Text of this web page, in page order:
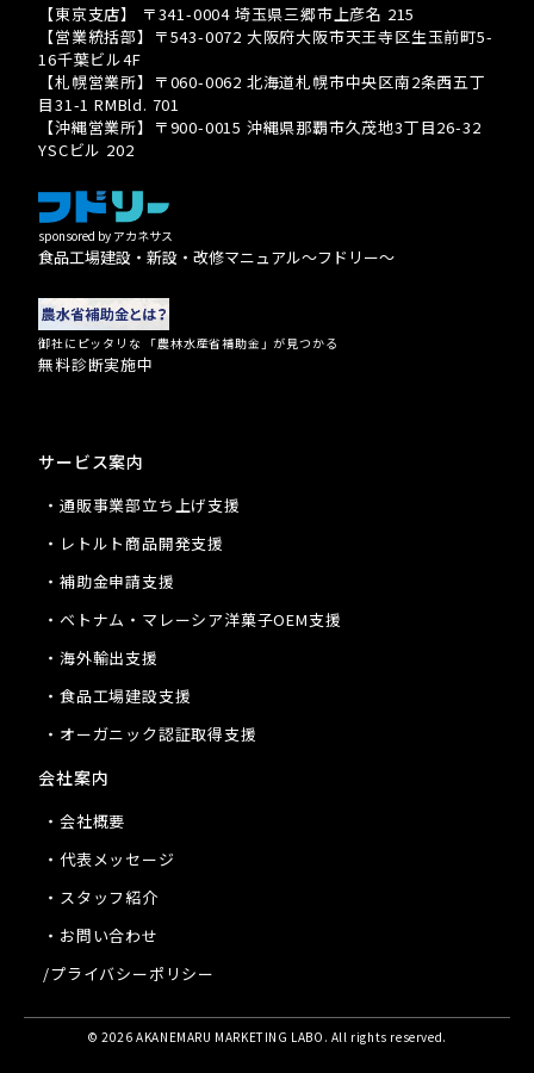
【東京支店】 〒341-0004 埼玉県三郷市上彦名 215
【営業統括部】〒543-0072 大阪府大阪市天王寺区生玉前町5-
16千葉ビル4F
【札幌営業所】〒060-0062 北海道札幌市中央区南2条西五丁
目31-1 RMBld. 701
【沖縄営業所】〒900-0015 沖縄県那覇市久茂地3丁目26-32
YSCビル 202
sponsored by アカネサス
食品工場建設・新設・改修マニュアル〜フドリー〜
御社にピッタリな 「農林水産省補助金」が見つかる
無料診断実施中
サービス案内
・通販事業部立ち上げ支援
・レトルト商品開発支援
・補助金申請支援
・ベトナム・マレーシア洋菓子OEM支援
・海外輸出支援
・食品工場建設支援
・オーガニック認証取得支援
会社案内
・会社概要
・代表メッセージ
・スタッフ紹介
・お問い合わせ
/プライバシーポリシー
© 2026 AKANEMARU MARKETING LABO. All rights reserved.